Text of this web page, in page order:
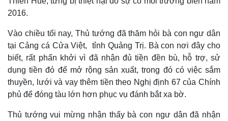
2016.
Vào chiều tối nay, Thủ tướng đã thăm hỏi bà con ngư dân
tại Cảng cá Cửa Việt, tỉnh Quảng Trị. Bà con nơi đây cho
biết, rất phấn khởi vì đã nhận đủ tiền đền bù, hỗ trợ, sử
dụng tiền đó để mở rộng sản xuất, trong đó có việc sắm
thuyền, lưới và vay thêm tiền theo Nghị định 67 của Chính
phủ để đóng tàu lớn hơn phục vụ đánh bắt xa bờ.
Thủ tướng vui mừng nhận thấy bà con ngư dân đã nhận